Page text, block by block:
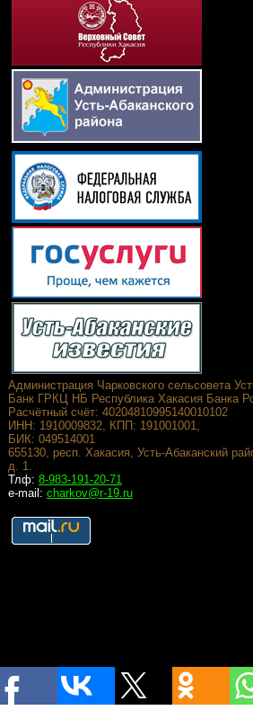
Администрация Чарковского сельсовета
Банк ГРКЦ НБ Республика Хакасия Банка
Расчётный счёт: 40204810995140010102
ИНН: 1910009832, КПП: 191001001,
БИК: 049514001
655130, респ. Хакасия, Усть-Абаканский
д. 1.
Тлф: 8-983-191-20-71
e-mail: charkov@r-19.ru